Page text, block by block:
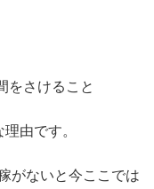
をさけること
由です。
がないと今ここでは